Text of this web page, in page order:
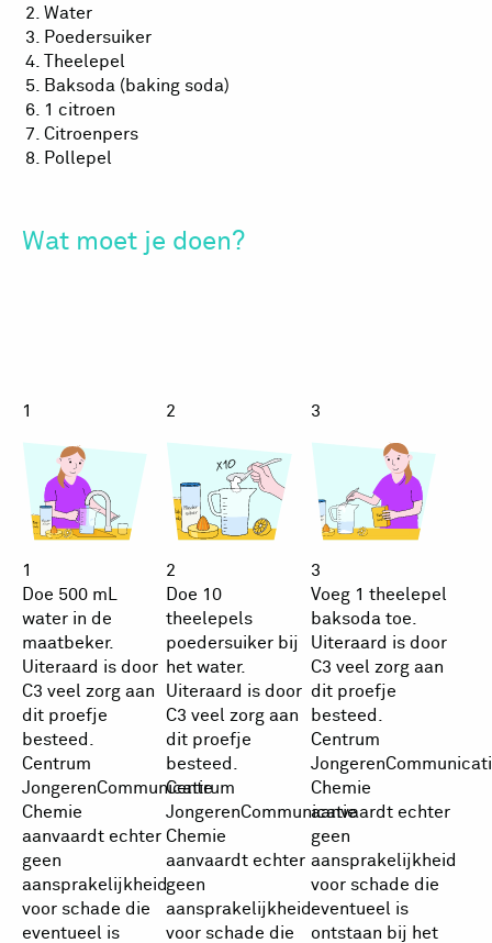
Water
Poedersuiker
Theelepel
Baksoda (baking soda)
1 citroen
Citroenpers
Pollepel
Wat moet je doen?
1
1
Doe 500 mL
water in de
maatbeker.
Uiteraard is door
C3 veel zorg aan
dit proefje
besteed.
Centrum
JongerenCommunicatie
Chemie
aanvaardt echter
geen
aansprakelijkheid
voor schade die
eventueel is
2
2
Doe 10
theelepels
poedersuiker bij
het water.
Uiteraard is door
C3 veel zorg aan
dit proefje
besteed.
Centrum
JongerenCommunicatie
Chemie
aanvaardt echter
geen
aansprakelijkheid
voor schade die
3
3
Voeg 1 theelepel
baksoda toe.
Uiteraard is door
C3 veel zorg aan
dit proefje
besteed.
Centrum
Chemie
aanvaardt echter
geen
aansprakelijkheid
voor schade die
eventueel is
ontstaan bij het